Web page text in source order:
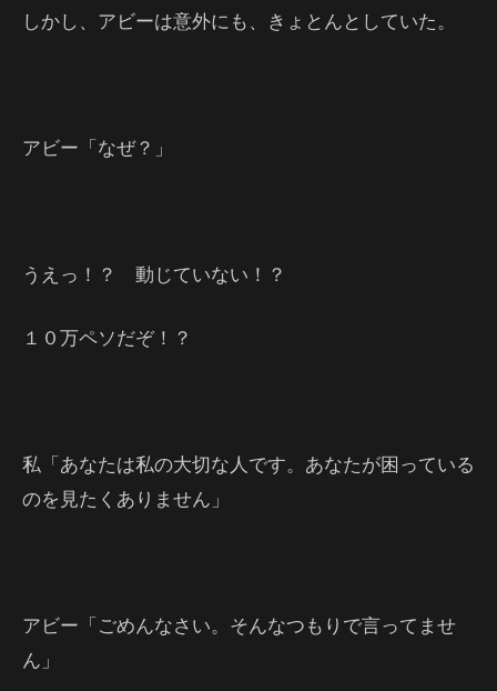
しかし、アビーは意外にも、きょとんとしていた。
アビー「なぜ？」
うえっ！？ 動じていない！？
１０万ペソだぞ！？
私「あなたは私の大切な人です。あなたが困っている
のを見たくありません」
アビー「ごめんなさい。そんなつもりで言ってませ
ん」